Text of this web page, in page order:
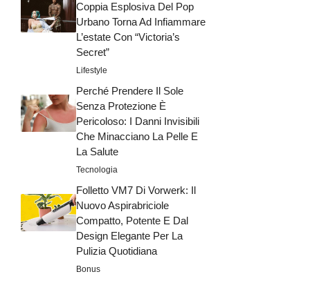
Coppia Esplosiva Del Pop
Urbano Torna Ad Infiammare
L’estate Con “Victoria’s
Secret”
Lifestyle
Perché Prendere Il Sole
Senza Protezione È
Pericoloso: I Danni Invisibili
Che Minacciano La Pelle E
La Salute
Tecnologia
Folletto VM7 Di Vorwerk: Il
Nuovo Aspirabriciole
Compatto, Potente E Dal
Design Elegante Per La
Pulizia Quotidiana
Bonus